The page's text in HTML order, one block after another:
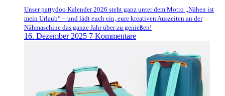
Unser pattydoo Kalender 2026 steht ganz unter dem Motto „Nähen ist
mein Urlaub“ – und lädt euch ein, eure kreativen Auszeiten an der
Nähmaschine das ganze Jahr über zu genießen!
16. Dezember 2025 7 Kommentare